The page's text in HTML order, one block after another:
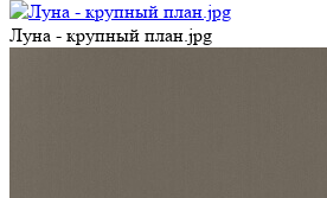
Луна - крупный план.jpg